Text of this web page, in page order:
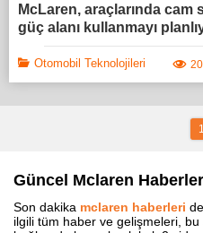
McLaren, araçlarında
güç alanı kullanmayı
Otomobil Teknolojileri
1
Güncel Mclaren
Son dakika mclaren haberleri
ilgili tüm haber ve gelişmeleri,